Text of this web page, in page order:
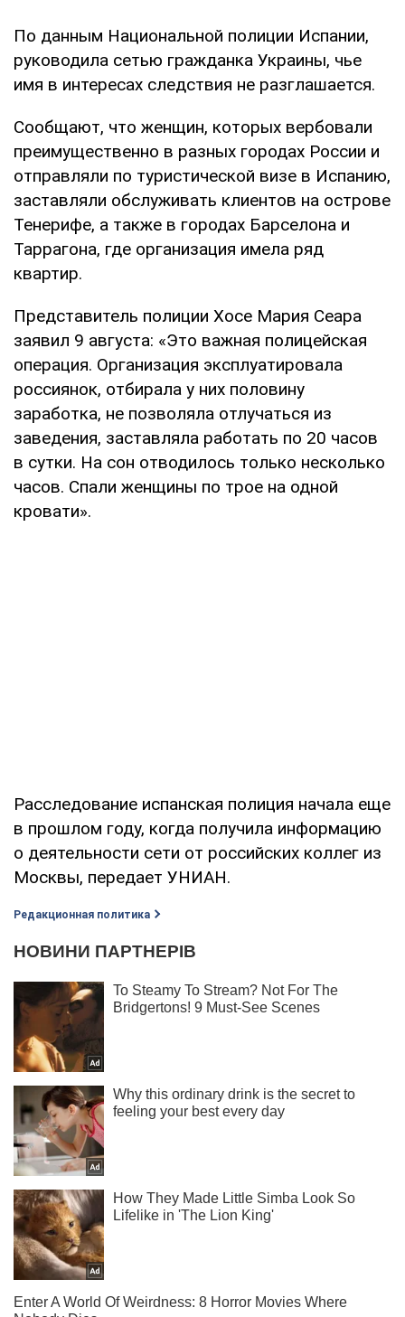
По данным Национальной полиции Испании,
руководила сетью гражданка Украины, чье
имя в интересах следствия не разглашается.
Сообщают, что женщин, которых вербовали
преимущественно в разных городах России и
отправляли по туристической визе в Испанию,
заставляли обслуживать клиентов на острове
Тенерифе, а также в городах Барселона и
Таррагона, где организация имела ряд
квартир.
Представитель полиции Хосе Мария Сеара
заявил 9 августа: «Это важная полицейская
операция. Организация эксплуатировала
россиянок, отбирала у них половину
заработка, не позволяла отлучаться из
заведения, заставляла работать по 20 часов
в сутки. На сон отводилось только несколько
часов. Спали женщины по трое на одной
кровати».
Расследование испанская полиция начала еще
в прошлом году, когда получила информацию
о деятельности сети от российских коллег из
Москвы, передает УНИАН.
Редакционная политика